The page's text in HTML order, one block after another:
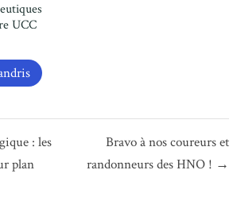
UCC
: les
plan
Bravo à nos coureurs et
randonneurs des HNO ! →